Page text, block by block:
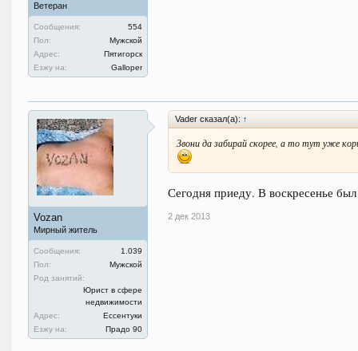
Ветеран
Сообщения:
554
Пол:
Мужской
Адрес:
Пятигорск
Езжу на:
Galloper
Vozan
Мирный житель
Сообщения:
1.039
Пол:
Мужской
Род занятий:
Юрист в сфере
недвижимости
Адрес:
Ессентуки
Езжу на:
Прадо 90
Vader сказал(а): ↑
Звони да забирай скорее, а то тут уже
Сегодня приеду. В воскресенье был
2 дек 2013